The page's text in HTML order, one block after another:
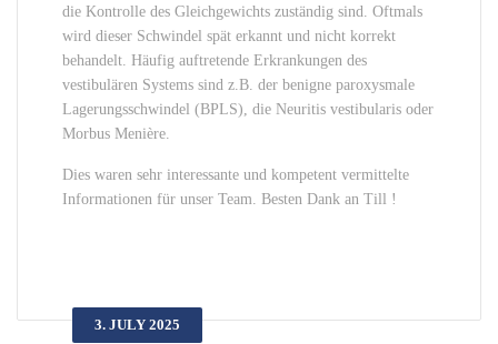
die Kontrolle des Gleichgewichts zuständig sind. Oftmals
wird dieser Schwindel spät erkannt und nicht korrekt
behandelt. Häufig auftretende Erkrankungen des
vestibulären Systems sind z.B. der benigne paroxysmale
Lagerungsschwindel (BPLS), die Neuritis vestibularis oder
Morbus Menière.
Dies waren sehr interessante und kompetent vermittelte
Informationen für unser Team. Besten Dank an Till !
3. JULY 2025